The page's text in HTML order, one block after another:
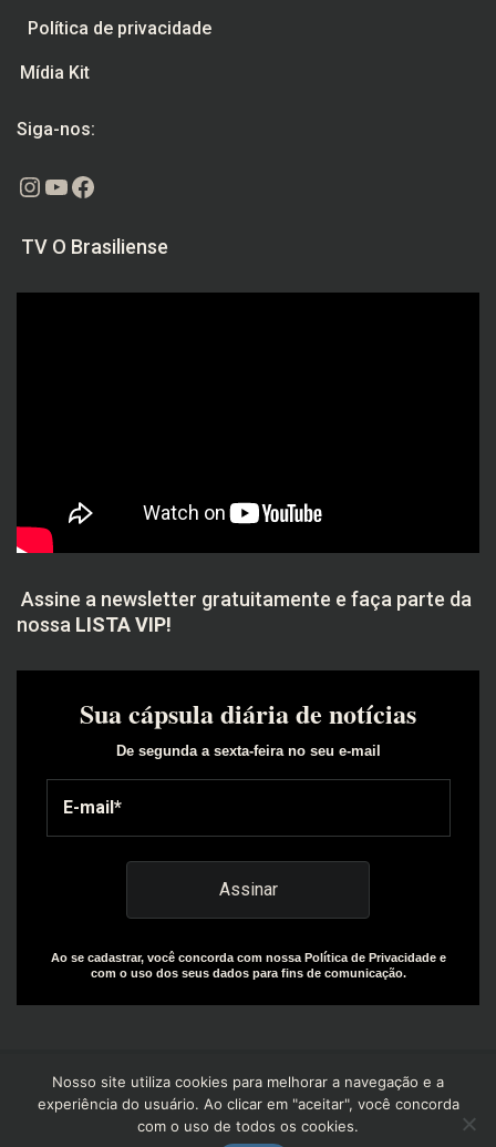
Política de privacidade
Mídia Kit
Siga-nos:
Instagram
Youtube
Facebook
TV O Brasiliense
Assine a newsletter gratuitamente e faça parte da
nossa LISTA VIP!
Sua cápsula diária de notícias
De segunda a sexta-feira no seu e-mail
Ao se cadastrar, você concorda com nossa Política de Privacidade e
com o uso dos seus dados para fins de comunicação.
Copyright© 2025 | Design by: The Everly Growth Agency |
Nosso site utiliza cookies para melhorar a navegação e a
experiência do usuário. Ao clicar em "aceitar", você concorda
com o uso de todos os cookies.